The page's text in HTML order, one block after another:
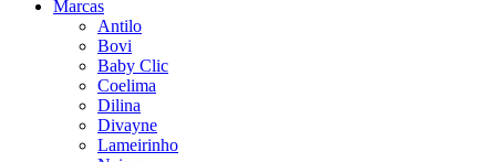
Marcas
Antilo
Bovi
Baby Clic
Coelima
Dilina
Divayne
Lameirinho